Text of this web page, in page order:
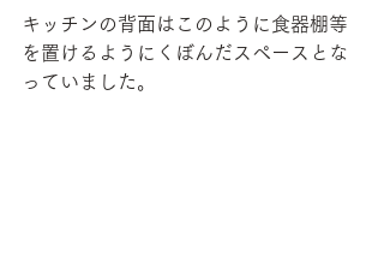
キッチンの背面はこのように食器棚等
を置けるようにくぼんだスペースとな
っていました。